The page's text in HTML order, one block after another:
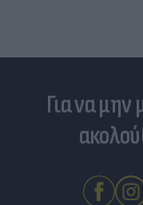
Για να μην